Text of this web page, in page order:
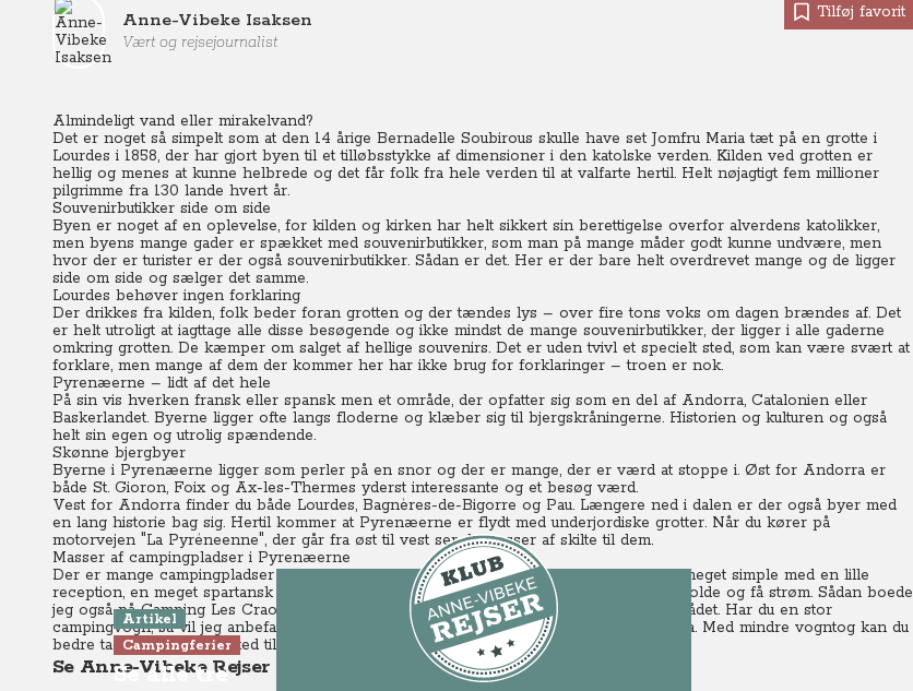
Anne-Vibeke Isaksen
Vært og rejsejournalist
Tilføj favorit
Almindeligt vand eller mirakelvand?
Det er noget så simpelt som at den 14 årige Bernadelle Soubirous skulle have set Jomfru Maria tæt på en grotte i
Lourdes i 1858, der har gjort byen til et tilløbsstykke af dimensioner i den katolske verden. Kilden ved grotten er
hellig og menes at kunne helbrede og det får folk fra hele verden til at valfarte hertil. Helt nøjagtigt fem millioner
pilgrimme fra 130 lande hvert år.
Souvenirbutikker side om side
Byen er noget af en oplevelse, for kilden og kirken har helt sikkert sin berettigelse overfor alverdens katolikker,
men byens mange gader er spækket med souvenirbutikker, som man på mange måder godt kunne undvære, men
hvor der er turister er der også souvenirbutikker. Sådan er det. Her er der bare helt overdrevet mange og de ligger
side om side og sælger det samme.
Lourdes behøver ingen forklaring
Der drikkes fra kilden, folk beder foran grotten og der tændes lys – over fire tons voks om dagen brændes af. Det
er helt utroligt at iagttage alle disse besøgende og ikke mindst de mange souvenirbutikker, der ligger i alle gaderne
omkring grotten. De kæmper om salget af hellige souvenirs. Det er uden tvivl et specielt sted, som kan være svært at
forklare, men mange af dem der kommer her har ikke brug for forklaringer – troen er nok.
Pyrenæerne – lidt af det hele
På sin vis hverken fransk eller spansk men et område, der opfatter sig som en del af Andorra, Catalonien eller
Baskerlandet. Byerne ligger ofte langs floderne og klæber sig til bjergskråningerne. Historien og kulturen og også
helt sin egen og utrolig spændende.
Skønne bjergbyer
Byerne i Pyrenæerne ligger som perler på en snor og der er mange, der er værd at stoppe i. Øst for Andorra er
både St. Gioron, Foix og Ax-les-Thermes yderst interessante og et besøg værd.
Vest for Andorra finder du både Lourdes, Bagnères-de-Bigorre og Pau. Længere ned i dalen er der også byer med
en lang historie bag sig. Hertil kommer at Pyrenæerne er flydt med underjordiske grotter. Når du kører på
motorvejen "La Pyréneenne", der går fra øst til vest ser du masser af skilte til dem.
Masser af campingpladser i Pyrenæerne
Der er mange campingpladser i Pyrenæerne, og fælles for mange af dem er, at de er meget simple med en lille
reception, en meget spartansk facilitetsbygning og så et grønt område, hvor man kan holde og få strøm. Sådan boede
jeg også på Camping Les Craouès, men den ligger central i forhold til oplevelser i området. Har du en stor
campingvogn, så vil jeg anbefale at stille den centralt og så køre mod øst og vest derfra. Med mindre vogntog kan du
bedre tage den med fra sted til sted.
Se Anne-Vibeke Rejser – Frankrig Rundt del 2/3
Artikel
Campingferier
Se alle tre